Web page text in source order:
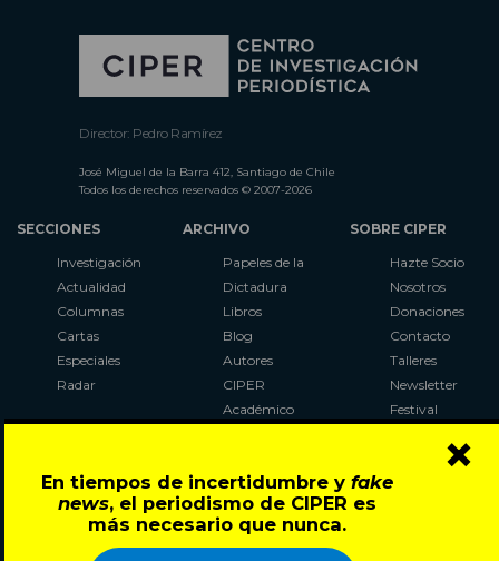
En tiempos de incertidumbre y fake
news, el periodismo de CIPER es
más necesario que nunca.
×
Director: Pedro Ramírez
José Miguel de la Barra 412, Santiago de Chile
Todos los derechos reservados © 2007-2026
SECCIONES
Investigación
Actualidad
Columnas
Cartas
Especiales
Radar
ARCHIVO
Papeles de la
Dictadura
Libros
Blog
Autores
CIPER
Académico
Al Plebiscito
con CIPER
SOBRE CIPER
Hazte Socio
Nosotros
Donaciones
Contacto
Talleres
Newsletter
Festival